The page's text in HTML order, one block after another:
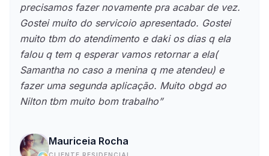
precisamos fazer novamente pra acabar de vez.
Gostei muito do servicoio apresentado. Gostei
muito tbm do atendimento e daki os dias q ela
falou q tem q esperar vamos retornar a ela(
Samantha no caso a menina q me atendeu) e
fazer uma segunda aplicação. Muito obgd ao
Nilton tbm muito bom trabalho”
Mauriceia Rocha